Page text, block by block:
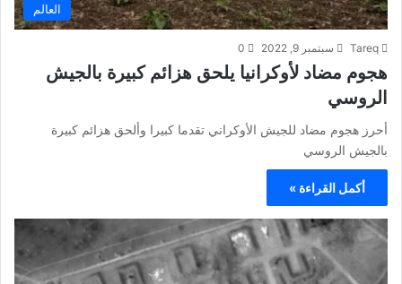
العالم
Tareq سبتمبر 9, 2022 0
هجوم مضاد لأوكرانيا يلحق هزائم كبيرة بالجيش
الروسي
أحرز هجوم مضاد للجيش الأوكراني تقدما كبيرا وألحق هزائم كبيرة
بالجيش الروسي
أكمل القراءة »